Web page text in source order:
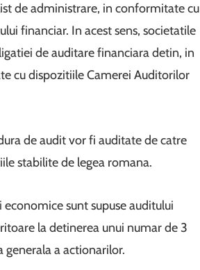
de administrare, in conformitate cu
financiar. In acest sens, societatile
de auditare financiara detin, in
cu dispozitiile Camerei Auditorilor
de audit vor fi auditate de catre
stabilite de legea romana.
sunt supuse auditului
la detinerea unui numar de 3
a actionarilor.